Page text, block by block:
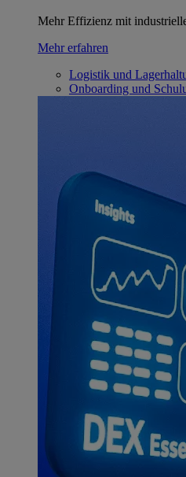
Mehr Effizienz mit
Mehr erfahren
Logistik und
Onboarding und